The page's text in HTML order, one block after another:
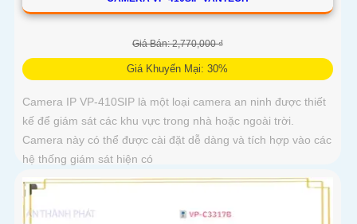
Giá Bán: 2,770,000 ₫
Giá Khuyến Mại: 30%
Camera IP VP-410SIP là một loại camera an ninh được thiết
kế để giám sát các khu vực trong nhà hoặc ngoài trời.
Camera này có thể được cài đặt dễ dàng và tích hợp vào các
hệ thống giám sát hiện có